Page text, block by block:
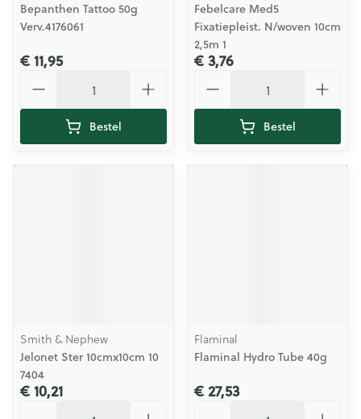
Bepanthen Tattoo 50g
Verv.4176061
€ 11,95
Bestel
Febelcare Med5
Fixatiepleist. N/woven 10cm
2,5m 1
€ 3,76
Bestel
Smith & Nephew
Jelonet Ster 10cmx10cm 10
7404
€ 10,21
Flaminal
Flaminal Hydro Tube 40g
€ 27,53